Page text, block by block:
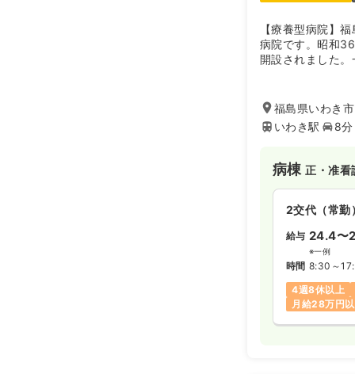
【療養型病院】
病院です。昭和
開設されました
福島県いわき
いわき駅
8分
病棟正・准看
2交代（常勤
給与 24.4〜
※一例
時間 8:30～
4週8休以上
月給28万円